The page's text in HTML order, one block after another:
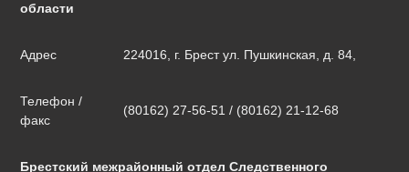
области
Адрес 224016, г. Брест ул. Пушкинская, д. 84,
Телефон /
факс
(80162) 27-56-51 / (80162) 21-12-68
Брестский межрайонный отдел Следственного